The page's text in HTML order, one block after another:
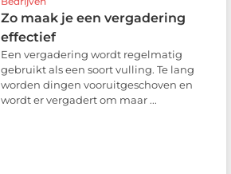
Zo maak je een vergadering
effectief
Een vergadering wordt regelmatig
gebruikt als een soort vulling. Te lang
worden dingen vooruitgeschoven en
wordt er vergadert om maar ...